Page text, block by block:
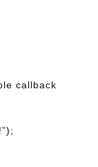
callback